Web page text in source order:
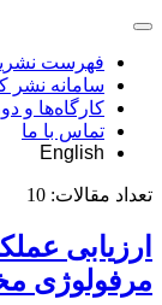
فهرست
سامانه نشر
کارگاه‌ها و
تماس با ما
English
تعداد مقالات: 10
ارزیابی
مرفولوژی